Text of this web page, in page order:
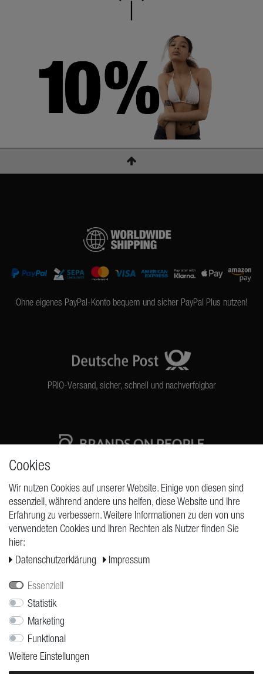
Ohne eigenes PayPal-Konto bequem und sicher PayPal Plus nutzen!
PRIO-Versand, sicher, schnell und nachverfolgbar
ANFRAGEN
Widerrufs­formular
Cookies
Wir nutzen Cookies auf unserer Website. Einige von diesen sind
essenziell, während andere uns helfen, diese Website und Ihre
Erfahrung zu verbessern. Weitere Informationen zu den von uns
verwendeten Cookies und Ihren Rechten als Nutzer finden Sie
hier:
Daten­schutz­erklärung
Impressum
Essenziell
Statistik
Marketing
Funktional
Weitere Einstellungen